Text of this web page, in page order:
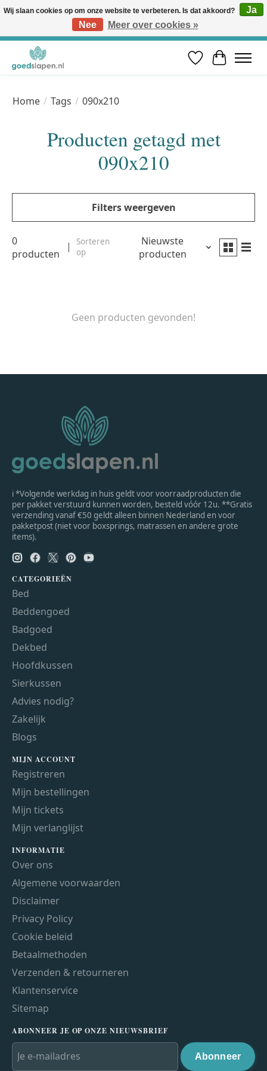
Vóór 12u besteld, volgende werkdag in huis* | Gratis verzending vanaf €50 | Professioneel slaapadvies
Verlanglijst
Home / Tags / 090x210
Producten getagd met
090x210
Filters weergeven
0
producten
Sorteren
op
Nieuwste
producten
Geen producten gevonden!
ℹ *Volgende werkdag in huis geldt voor voorraadproducten die
per pakket verstuurd kunnen worden, besteld vóór 12u. **Gratis
verzending vanaf €50 geldt alleen binnen Nederland en voor
pakketpost (niet voor boxsprings, matrassen en andere grote
items).
CATEGORIEËN
Bed
Beddengoed
Badgoed
Dekbed
Hoofdkussen
Sierkussen
Advies nodig?
Zakelijk
Blogs
MIJN ACCOUNT
Registreren
Mijn bestellingen
Mijn tickets
Mijn verlanglijst
INFORMATIE
Over ons
Algemene voorwaarden
Disclaimer
Privacy Policy
Cookie beleid
Betaalmethoden
Verzenden & retourneren
Klantenservice
Sitemap
ABONNEER JE OP ONZE NIEUWSBRIEF
Abonneer
Wij slaan cookies op om onze website te verbeteren. Is dat akkoord?
Ja
Nee
Meer over cookies »